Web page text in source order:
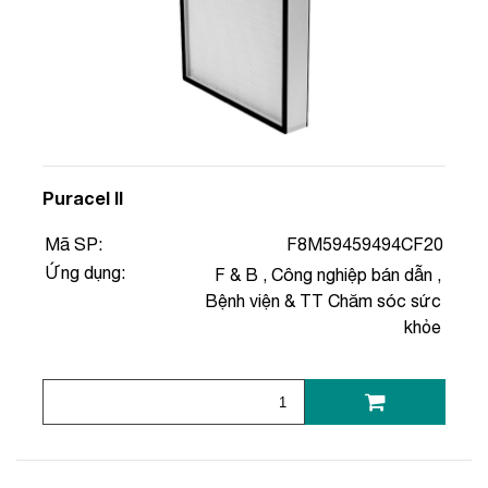
Puracel II
Mã SP:
F8M59459494CF20
Ứng dụng:
F & B , Công nghiệp bán dẫn ,
Bệnh viện & TT Chăm sóc sức
khỏe